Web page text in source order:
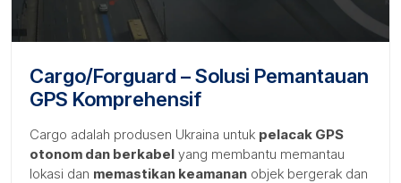
Cargo/Forguard – Solusi Pemantauan
GPS Komprehensif
Cargo adalah produsen Ukraina untuk pelacak GPS
otonom dan berkabel yang membantu memantau
lokasi dan memastikan keamanan objek bergerak dan